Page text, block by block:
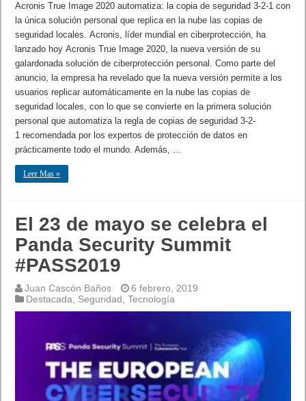
Acronis True Image 2020 automatiza: la copia de seguridad 3-2-1 con
la única solución personal que replica en la nube las copias de
seguridad locales. Acronis, líder mundial en ciberprotección, ha
lanzado hoy Acronis True Image 2020, la nueva versión de su
galardonada solución de ciberprotección personal. Como parte del
anuncio, la empresa ha revelado que la nueva versión permite a los
usuarios replicar automáticamente en la nube las copias de
seguridad locales, con lo que se convierte en la primera solución
personal que automatiza la regla de copias de seguridad 3-2-
1 recomendada por los expertos de protección de datos en
prácticamente todo el mundo. Además, …
Leer Mas »
El 23 de mayo se celebra el
Panda Security Summit
#PASS2019
Juan Cascón Baños
6 febrero, 2019
Destacada, Seguridad,Tecnología